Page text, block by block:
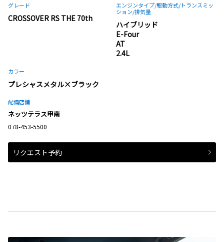
グレード
CROSSOVER RS THE 70th
エンジンタイプ/駆動方式/トランスミッ
ション/排気量
ハイブリッド
E-Four
AT
2.4L
カラー
プレシャスメタル×ブラック
配備店舗
ネッツテラス甲南
078-453-5500
リクエスト予約